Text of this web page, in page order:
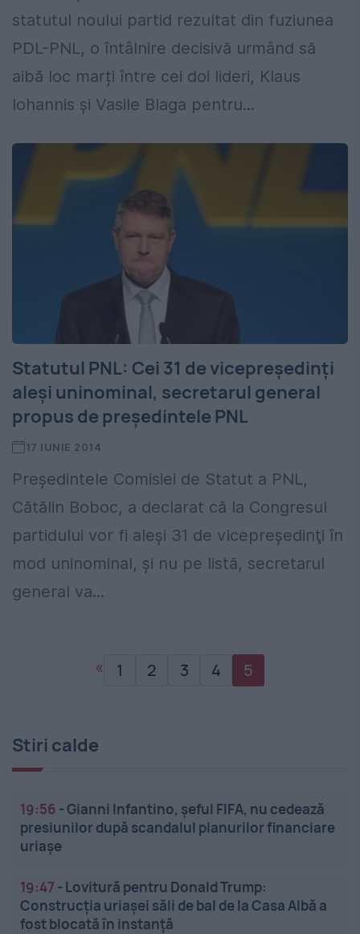
statutul noului partid rezultat din fuziunea
PDL-PNL, o întâlnire decisivă urmând să
aibă loc marți între cei doi lideri, Klaus
Iohannis și Vasile Blaga pentru...
Statutul PNL: Cei 31 de vicepreşedinţi
aleşi uninominal, secretarul general
propus de preşedintele PNL
17 IUNIE 2014
Preşedintele Comisiei de Statut a PNL,
Cătălin Boboc, a declarat că la Congresul
partidului vor fi aleşi 31 de vicepreşedinţi în
mod uninominal, şi nu pe listă, secretarul
general va...
« 1 2 3 4 5
Stiri calde
19:56 -Gianni Infantino, șeful FIFA, nu cedează
presiunilor după scandalul planurilor financiare
uriașe
19:47 - Lovitură pentru Donald Trump:
Construcția uriașei săli de bal de la Casa Albă a
fost blocată în instanță